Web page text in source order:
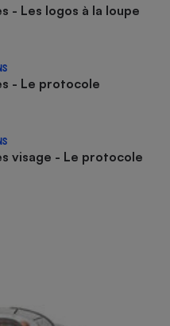
- Les logos à la loupe
- Le protocole
visage - Le protocole